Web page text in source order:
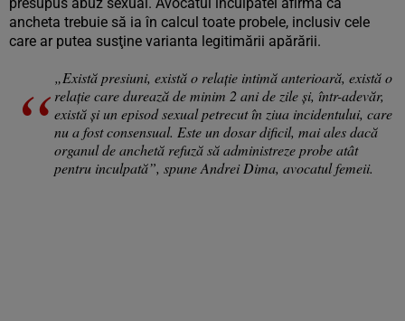
ancheta trebuie să ia în calcul toate probele, inclusiv cele
care ar putea susţine varianta legitimării apărării.
„Există presiuni, există o relație intimă anterioară, există o
relație care durează de minim 2 ani de zile și, într-adevăr,
există și un episod sexual petrecut în ziua incidentului, care
nu a fost consensual. Este un dosar dificil, mai ales dacă
organul de anchetă refuză să administreze probe atât
pentru inculpată”, spune Andrei Dima, avocatul femeii.